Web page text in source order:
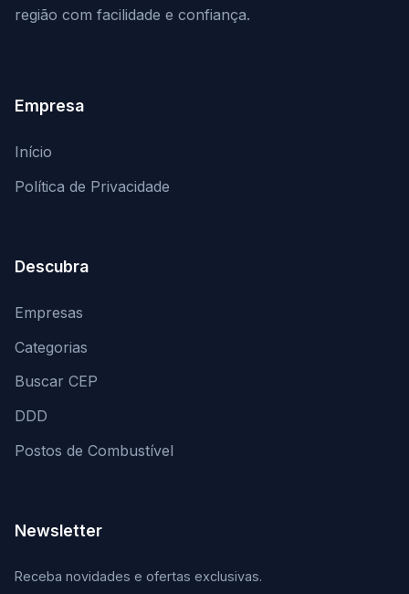
região com facilidade e confiança.
Empresa
Início
Política de Privacidade
Descubra
Empresas
Categorias
Buscar CEP
DDD
Postos de Combustível
Newsletter
Receba novidades e ofertas exclusivas.